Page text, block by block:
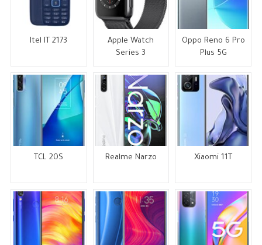
Itel IT 2173
Apple Watch
Series 3
Oppo Reno 6 Pro
Plus 5G
TCL 20S Realme Narzo Xiaomi 11T